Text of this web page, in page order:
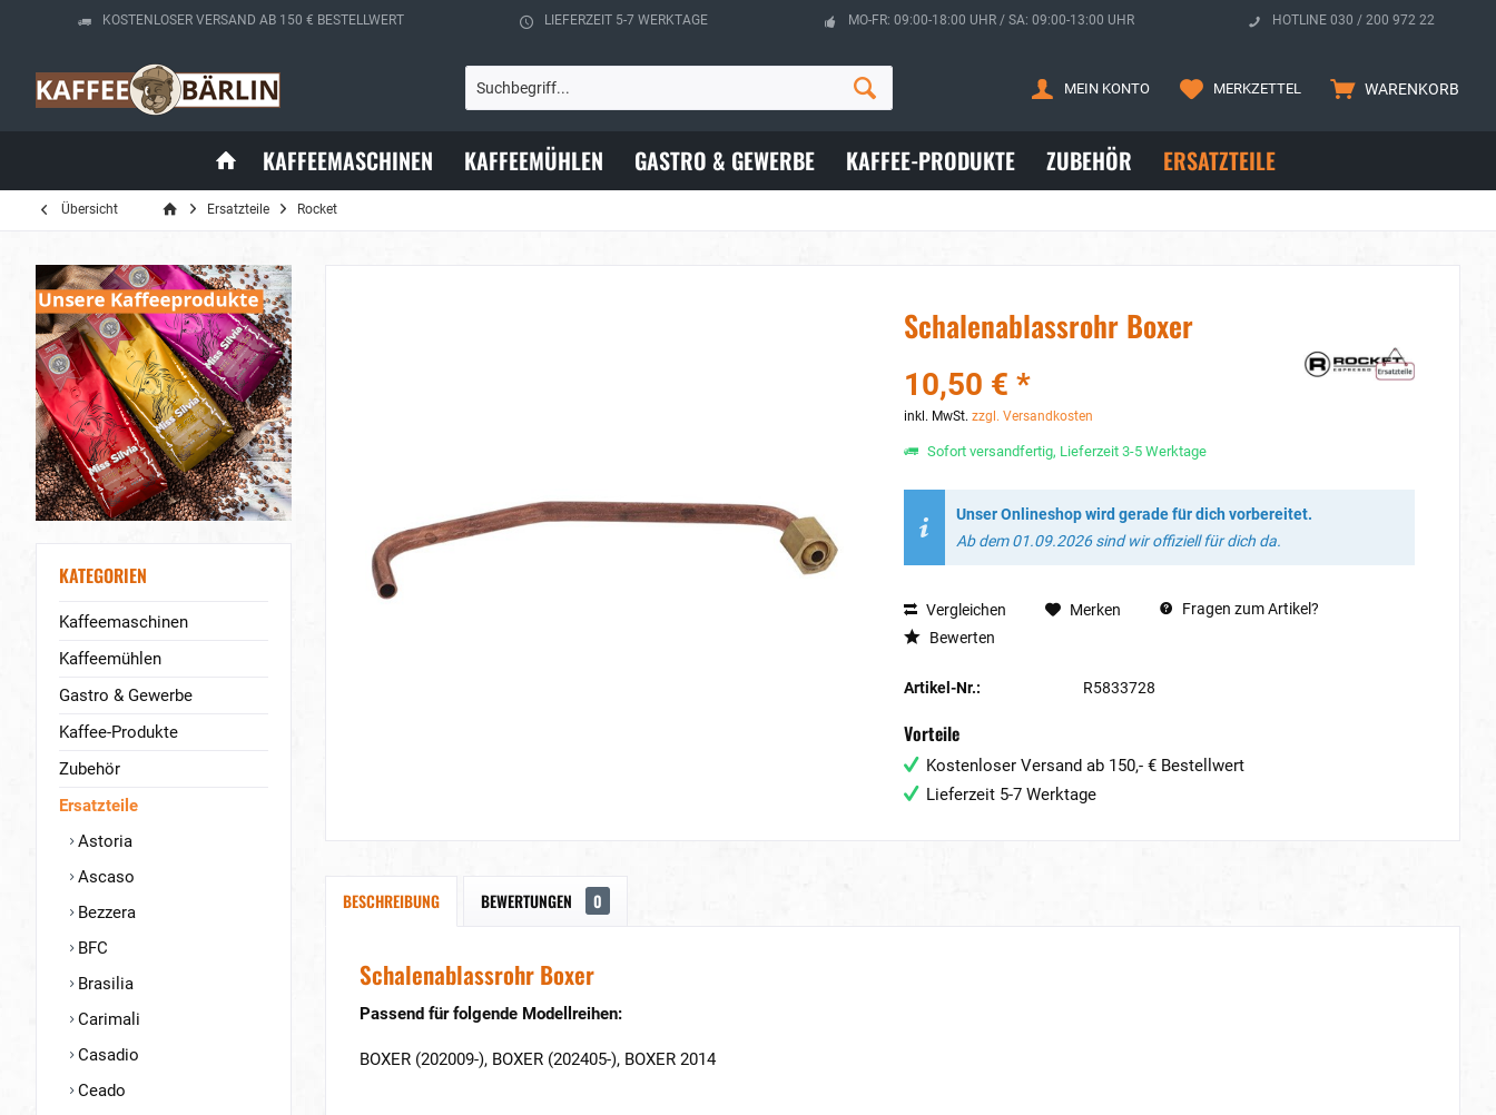
KOSTENLOSER VERSAND AB 150 € BESTELLWERT LIEFERZEIT 5-7 WERKTAGE MO-FR: 09:00-18:00 UHR / SA: 09:00-13:00 UHR HOTLINE 030 / 200 972 22
WARENKORB
MERKZETTEL
MEIN KONTO
KAFFEEMASCHINEN KAFFEEMÜHLEN GASTRO & GEWERBE KAFFEE-PRODUKTE ZUBEHÖR ERSATZTEILE
Übersicht Ersatzteile Rocket
KATEGORIEN
Kaffeemaschinen
Kaffeemühlen
Gastro & Gewerbe
Kaffee-Produkte
Zubehör
Ersatzteile
Astoria
Ascaso
Bezzera
BFC
Brasilia
Carimali
Casadio
Ceado
Schalenablassrohr Boxer
10,50 € *
inkl. MwSt. zzgl. Versandkosten
Sofort versandfertig, Lieferzeit 3-5 Werktage
Unser Onlineshop wird gerade für dich vorbereitet.
Ab dem 01.09.2026 sind wir offiziell für dich da.
Vergleichen Merken
Fragen zum Artikel?
Bewerten
Artikel-Nr.: R5833728
Vorteile
Kostenloser Versand ab 150,- € Bestellwert
Lieferzeit 5-7 Werktage
BESCHREIBUNG BEWERTUNGEN 0
Schalenablassrohr Boxer
Passend für folgende Modellreihen:
BOXER (202009-), BOXER (202405-), BOXER 2014